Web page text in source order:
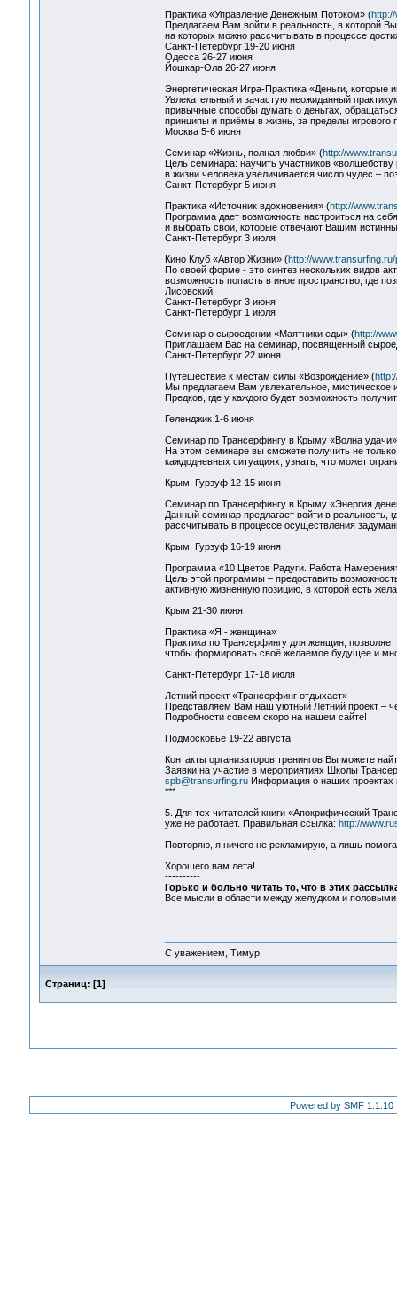
Практика «Управление Денежным Потоком» (http://
Предлагаем Вам войти в реальность, в которой
на которых можно рассчитывать в процессе
Санкт-Петербург 19-20 июня
Одесса 26-27 июня
Йошкар-Ола 26-27 июня
Энергетическая Игра-Практика «Деньги, которые
Увлекательный и зачастую неожиданный
привычные способы думать о деньгах,
принципы и приёмы в жизнь, за пределы игрового
Москва 5-6 июня
Семинар «Жизнь, полная любви» (http://
Цель семинара: научить участников
в жизни человека увеличивается число чудес –
Санкт-Петербург 5 июня
Практика «Источник вдохновения» (http://
Программа дает возможность настроиться на
и выбрать свои, которые отвечают Вашим
Санкт-Петербург 3 июля
Кино Клуб «Автор Жизни» (http://
По своей форме - это синтез нескольких видов
возможность попасть в иное пространство, где
Лисовский.
Санкт-Петербург 3 июня
Санкт-Петербург 1 июля
Семинар о сыроедении «Маятники еды» (http://
Приглашаем Вас на семинар, посвященный
Санкт-Петербург 22 июня
Путешествие к местам силы «Возрождение» (
Мы предлагаем Вам увлекательное,
Предков, где у каждого будет возможность
Геленджик 1-6 июня
Семинар по Трансерфингу в Крыму «Волна
На этом семинаре вы сможете получить не
каждодневных ситуациях, узнать, что может
Крым, Гурзуф 12-15 июня
Семинар по Трансерфингу в Крыму «Энергия
Данный семинар предлагает войти в реальность,
рассчитывать в процессе осуществления
Крым, Гурзуф 16-19 июня
Программа «10 Цветов Радуги. Работа
Цель этой программы – предоставить
активную жизненную позицию, в которой есть
Крым 21-30 июня
Практика «Я - женщина»
Практика по Трансерфингу для женщин;
чтобы формировать своё желаемое будущее и
Санкт-Петербург 17-18 июля
Летний проект «Трансерфинг отдыхает»
Представляем Вам наш уютный Летний проект –
Подробности совсем скоро на нашем сайте!
Подмосковье 19-22 августа
Контакты организаторов тренингов Вы можете
Заявки на участие в мероприятиях Школы
spb@transurfing.ruИнформация о наших проектах
***
5. Для тех читателей книги «Апокрифический
уже не работает. Правильная ссылка: http://
Повторяю, я ничего не рекламирую, а лишь
Хорошего вам лета!
----------
Горько и больно читать то, что в этих
Все мысли в области между желудком и половыми
С уважением, Тимур
Страниц: [1]
Powered by SMF 1.1.10